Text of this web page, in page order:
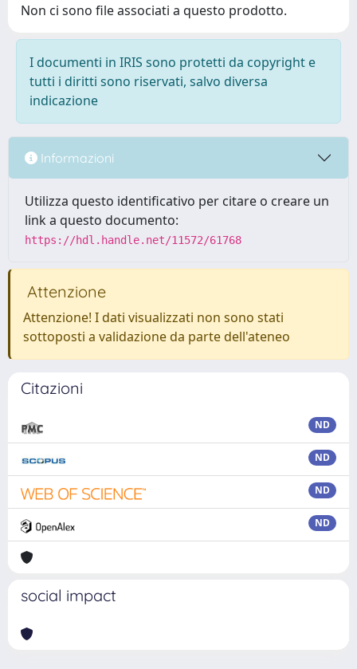
Non ci sono file associati a questo prodotto.
I documenti in IRIS sono protetti da copyright e
tutti i diritti sono riservati, salvo diversa
indicazione
Informazioni
Utilizza questo identificativo per citare o creare un
link a questo documento:
https://hdl.handle.net/11572/61768
Attenzione
Attenzione! I dati visualizzati non sono stati
sottoposti a validazione da parte dell'ateneo
Citazioni
ND
ND
ND
ND
social impact